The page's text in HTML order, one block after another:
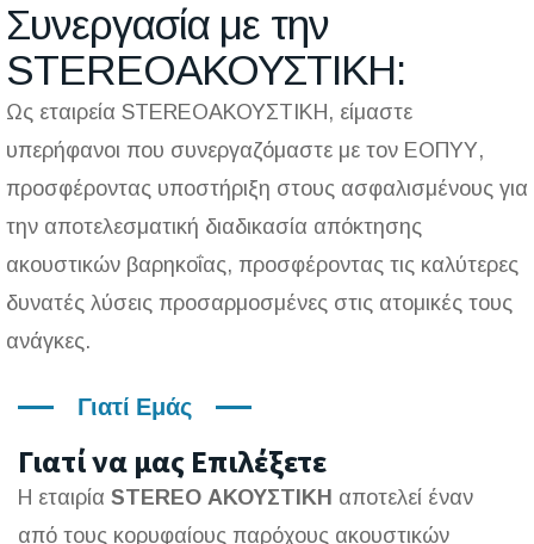
Συνεργασία με την
STEREOΑΚΟΥΣΤΙΚΗ:
Ως εταιρεία STEREOΑΚΟΥΣΤΙΚΗ , είμαστε
υπερήφανοι που συνεργαζόμαστε με τον ΕΟΠΥΥ,
προσφέροντας υποστήριξη στους ασφαλισμένους για
την αποτελεσματική διαδικασία απόκτησης
ακουστικών βαρηκοΐας, προσφέροντας τις καλύτερες
δυνατές λύσεις προσαρμοσμένες στις ατομικές τους
ανάγκες.
Γιατί Εμάς
Γιατί να μας Επιλέξετε
Η εταιρία STEREO ΑΚΟΥΣΤΙΚΗ αποτελεί έναν
από τους κορυφαίους παρόχους ακουστικών